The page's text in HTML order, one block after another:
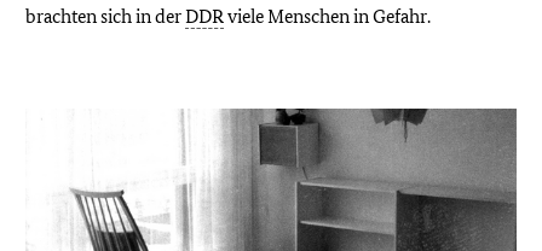
brachten sich in derDDR viele Menschen in Gefahr.